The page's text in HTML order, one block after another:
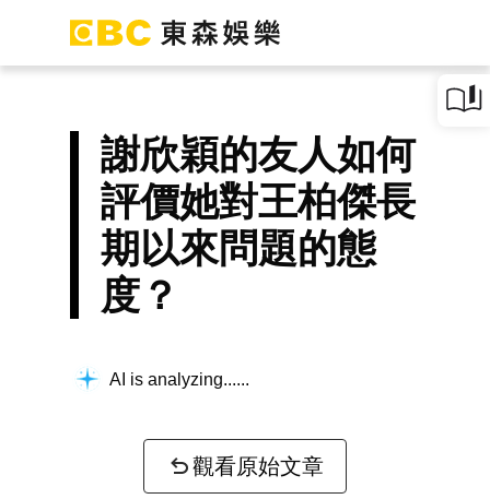
謝欣穎的友人如何
評價她對王柏傑長
期以來問題的態
度？
AI is analyzing...
觀看原始文章